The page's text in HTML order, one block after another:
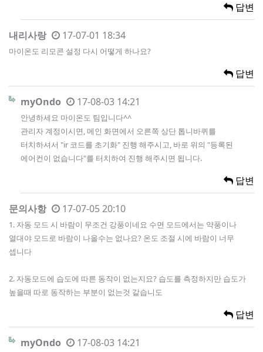
답변
내리사랑 17-07-01 18:34
마이온도 리모콘 설정 다시 어떻게 하나요?
답변
myOndo 17-08-03 14:21
안녕하세요 마이온도 팀입니다^^
관리자 계정이시면, 메인 화면에서 오른쪽 상단 톱니바퀴를
터치하셔서 "ir 코드를 초기화" 진행 해주시고, 바로 위의 "등록된
에어컨이 없습니다"를 터치하여 진행 해주시면 됩니다.
답변
문의사항 17-07-05 20:10
1. 자동 모드 시 바람이 무조건 강풍이네요 수면 모드에서는 약풍이나
열대야 모드로 바람이 나올수는 없나요? 온도 조절 시에 바람이 너무
셉니다
2. 자동모드에 습도에 따른 동작이 없는지요? 습도를 측정하지만 습도가
높을때 따로 동작하는 부분이 없는것 같습니도
답변
myOndo 17-08-03 14:21